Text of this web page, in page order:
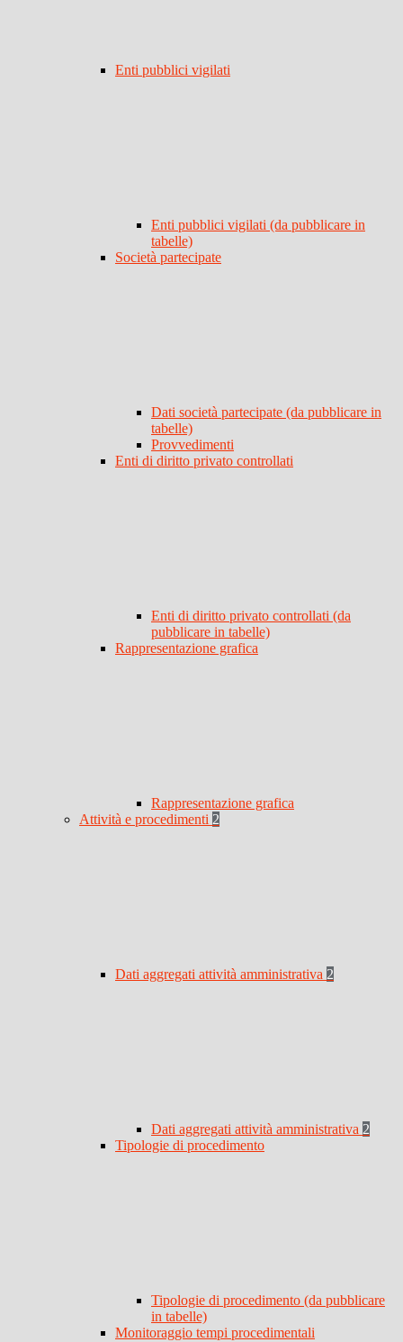
Enti pubblici vigilati
Enti pubblici vigilati (da pubblicare in
tabelle)
Società partecipate
Dati società partecipate (da pubblicare in
tabelle)
Provvedimenti
Enti di diritto privato controllati
Enti di diritto privato controllati (da
pubblicare in tabelle)
Rappresentazione grafica
Rappresentazione grafica
Attività e procedimenti 2
Dati aggregati attività amministrativa 2
Dati aggregati attività amministrativa 2
Tipologie di procedimento
Tipologie di procedimento (da pubblicare
in tabelle)
Monitoraggio tempi procedimentali